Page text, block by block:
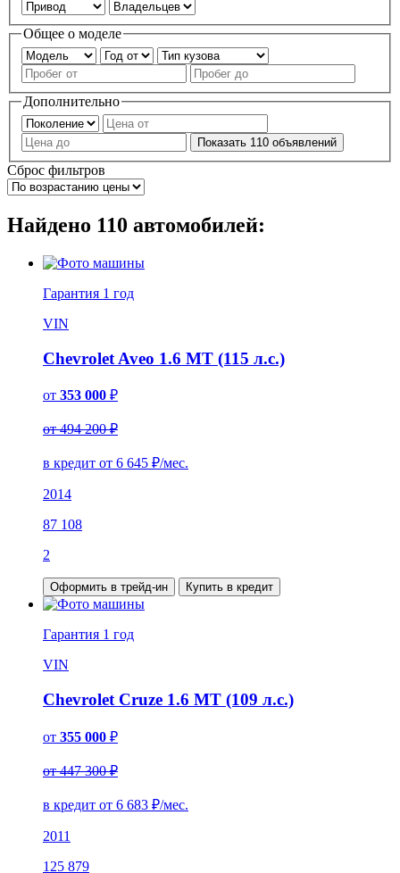
Общее о моделе
Дополнительно
Показать 110 объявлений
Сброс фильтров
Найдено 110 автомобилей:
Гарантия 1 год
VIN
Chevrolet Aveo 1.6 MT (115 л.с.)
от 353 000 ₽
от 494 200 ₽
в кредит от 6 645 ₽/мес.
2014
87 108
2
Оформить в трейд-ин Купить в кредит
Гарантия 1 год
VIN
Chevrolet Cruze 1.6 MT (109 л.с.)
от 355 000 ₽
от 447 300 ₽
в кредит от 6 683 ₽/мес.
2011
125 879